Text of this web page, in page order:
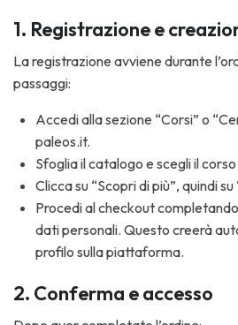
1. Registrazione e
La registrazione avviene durante
passaggi:
Accedi alla sezione “Corsi” o
paleos.it.
Sfoglia il catalogo e scegli il
Clicca su “Scopri di più”, quindi
Procedi al checkout
dati personali. Questo creerà
profilo sulla piattaforma.
2. Conferma e accesso